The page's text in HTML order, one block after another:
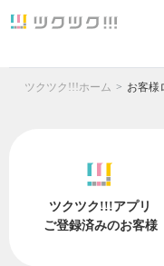
ツクツク!!!ホーム お客様
ツクツク!!!アプリ
ご登録済みのお客様